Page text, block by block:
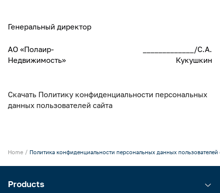
Генеральный директор
АО «Полаир-
Недвижимость»
_____________/С.А.
Кукушкин
Скачать Политику конфиденциальности персональных
данных пользователей сайта
Home Политика конфиденциальности персональных данных пользователей
Products